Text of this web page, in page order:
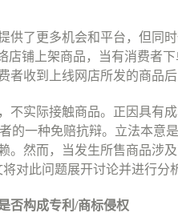
供了更多机会和平台，但同
店铺上架商品，当有消费者
收到上线网店所发的商品后
实际接触商品。正因具有成
的一种免赔抗辩。立法本意
。然而，当发生所售商品涉
对此问题展开讨论并进行分
否构成专利 /商标侵权